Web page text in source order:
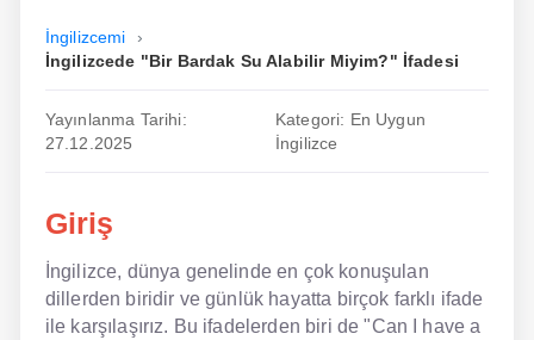
En Hızlı İngilizce
En Ucuz İngilizce
Hızlı İngilizce
İngilizcemi
İngilizcede "Bir Bardak Su Alabilir Miyim?" İfadesi
Yayınlanma Tarihi:
27.12.2025
Kategori: En Uygun
İngilizce
Giriş
İngilizce, dünya genelinde en çok konuşulan
dillerden biridir ve günlük hayatta birçok farklı ifade
ile karşılaşırız. Bu ifadelerden biri de "Can I have a